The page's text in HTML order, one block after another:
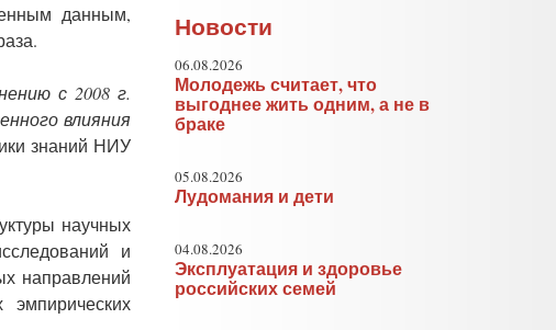
данным,
с 2008 г.
влияния
знаний НИУ
научных
и
направлений
Новости
06.08.2026
Молодежь считает, что
выгоднее жить одним, а не в
браке
05.08.2026
Лудомания и дети
04.08.2026
Эксплуатация и здоровье
российских семей